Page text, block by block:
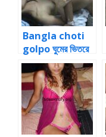
Bangla choti
golpo ঘুমের ভিতরে
জোর করে বোনের পাছা
চুদলাম